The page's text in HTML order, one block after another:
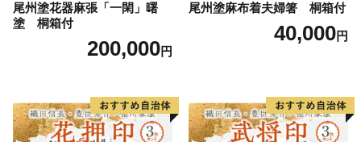
尾州塗花器麻張「一閑」曙
塗 桐箱付
200,000円
尾州塗麻布着夫婦箸 桐箱付
40,000円